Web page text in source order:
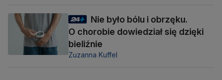
Nie było bólu i obrzęku.
O chorobie dowiedział się dzięki
bieliźnie
Zuzanna Kuffel